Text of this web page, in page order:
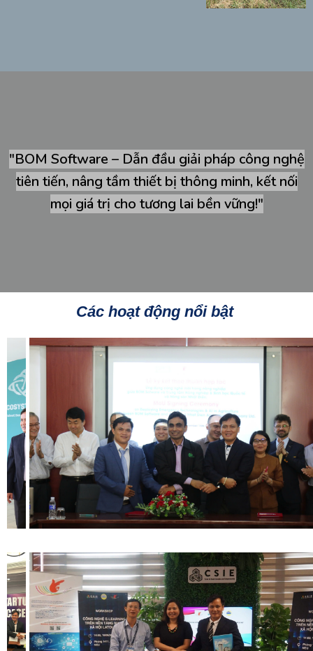
"BOM Software – Dẫn đầu giải pháp công nghệ
tiên tiến, nâng tầm thiết bị thông minh, kết nối
mọi giá trị cho tương lai bền vững!"
Các hoạt động nổi bật